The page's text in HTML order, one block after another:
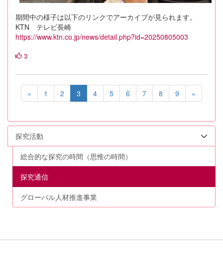
期間中の様子は以下のリンクでアーカイブが見られます。
KTN テレビ長崎
https://www.ktn.co.jp/news/detail.php?id=20250805003
3
« 1 2 3 4 5 6 7 8 9 »
探究活動
総合的な探究の時間（思惟の時間）
探究通信
グローバル人材推進事業